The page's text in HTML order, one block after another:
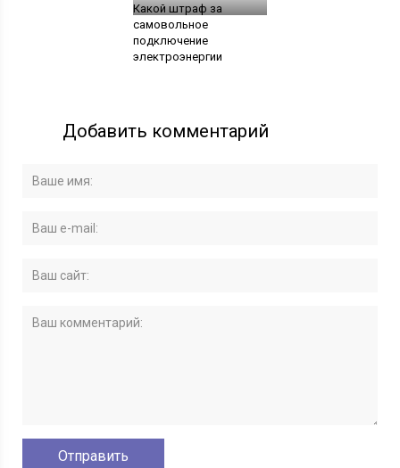
Какой штраф за
самовольное
подключение
электроэнергии
Добавить комментарий